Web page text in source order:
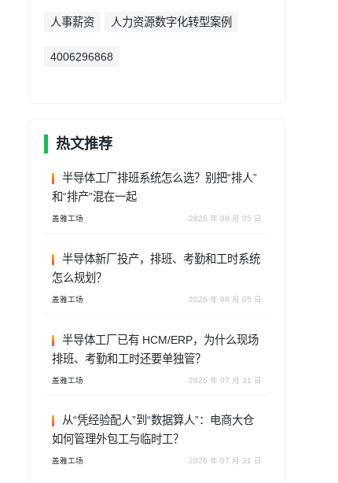
人事薪资 人力资源数字化转型案例
4006296868
热文推荐
半导体工厂排班系统怎么选？别把“排人”
和“排产”混在一起
盖雅工场 2026 年 08 月 05 日
半导体新厂投产，排班、考勤和工时系统
怎么规划？
盖雅工场 2026 年 08 月 05 日
半导体工厂已有 HCM/ERP，为什么现场
排班、考勤和工时还要单独管？
盖雅工场 2026 年 07 月 31 日
从“凭经验配人”到“数据算人”：电商大仓
如何管理外包工与临时工？
盖雅工场 2026 年 07 月 31 日